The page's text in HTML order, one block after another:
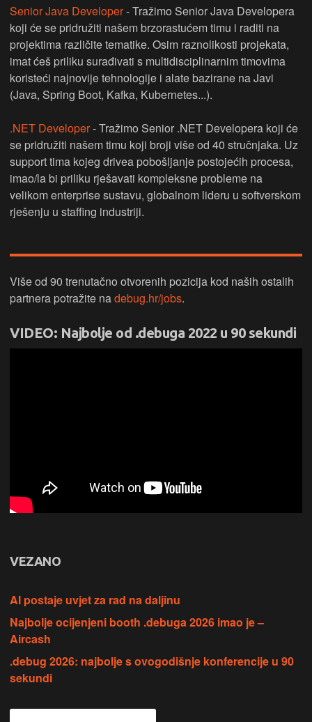
Senior Java Developer- Tražimo Senior Java Developera
koji će se pridružiti našem brzorastućem timu i raditi na
projektima različite tematike. Osim raznolikosti projekata,
imat ćeš priliku surađivati s multidisciplinarnim timovima
koristeći najnovije tehnologije i alate bazirane na Javi
(Java, Spring Boot, Kafka, Kubernetes...).
.NET Developer- Tražimo Senior .NET Developera koji će
se pridružiti našem timu koji broji više od 40 stručnjaka. Uz
support tima kojeg drivea pobošljanje postojećih procesa,
imao/la bi priliku rješavati kompleksne probleme na
velikom enterprise sustavu, globalnom lideru u softverskom
rješenju u staffing industriji.
Više od 90 trenutačno otvorenih pozicija kod naših ostalih
partnera potražite nadebug.hr/jobs.
VIDEO: Najbolje od .debuga 2022 u 90 sekundi
VEZANO
AI postaje uvjet za rad na daljinu
Najbolje ocijenjeni booth .debuga 2026 imao je –
Aircash
.debug 2026: najbolje s ovogodišnje konferencije u 90
sekundi